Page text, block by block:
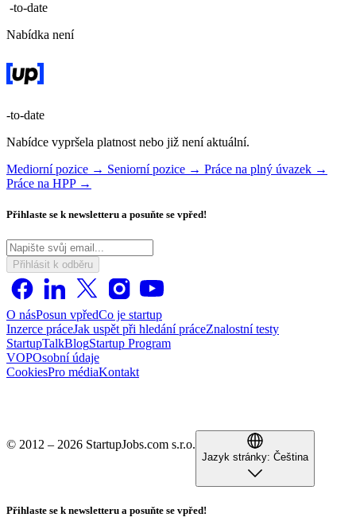
-to-date
Nabídka není
-to-date
Nabídce vypršela platnost nebo již není aktuální.
Mediorní pozice → Seniorní pozice → Práce na plný úvazek →
Práce na HPP →
Přihlaste se k newsletteru a posuňte se vpřed!
Přihlásit k odběru
O násPosun vpředCo je startup
Inzerce práceJak uspět při hledání práceZnalostní testy
StartupTalkBlogStartup Program
VOPOsobní údaje
CookiesPro médiaKontakt
© 2012 – 2026 StartupJobs.com s.r.o.
Jazyk stránky: Čeština
Přihlaste se k newsletteru a posuňte se vpřed!